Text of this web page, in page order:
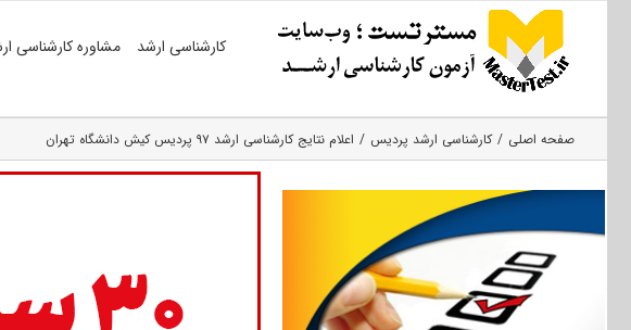
کارشناسی ارشد مشاوره کارشناسی
صفحه اصلی کارشناسی ارشد پردیس اعلام نتایج کارشناسی ارشد ۹۷ پردیس کیش دانشگاه تهران